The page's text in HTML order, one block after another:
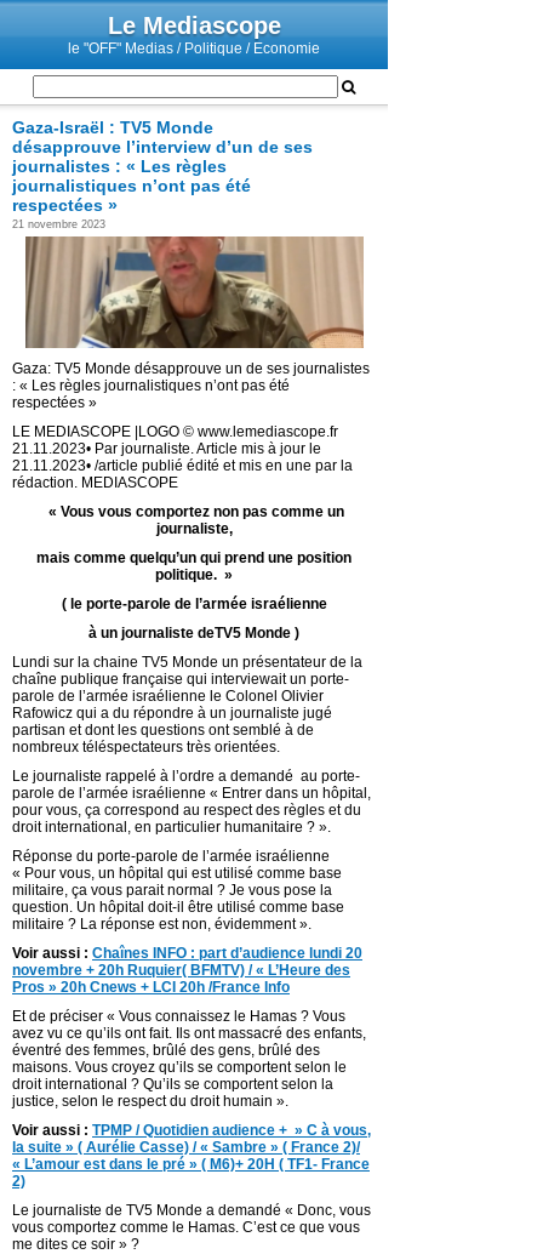
Le Mediascope
le "OFF" Medias / Politique / Economie
Gaza-Israël : TV5 Monde
désapprouve l’interview d’un de ses
journalistes : « Les règles
journalistiques n’ont pas été
respectées »
21 novembre 2023
Gaza: TV5 Monde désapprouve un de ses journalistes
: « Les règles journalistiques n’ont pas été
respectées »
LE MEDIASCOPE |LOGO © www.lemediascope.fr
21.11.2023• Par journaliste. Article mis à jour le
21.11.2023• /article publié édité et mis en une par la
rédaction. MEDIASCOPE
« Vous vous comportez non pas comme un
journaliste,
mais comme quelqu’un qui prend une position
politique. »
( le porte-parole de l’armée israélienne
à un journaliste deTV5 Monde )
Lundi sur la chaine TV5 Monde un présentateur de la
chaîne publique française qui interviewait un porte-
parole de l’armée israélienne le Colonel Olivier
Rafowicz qui a du répondre à un journaliste jugé
partisan et dont les questions ont semblé à de
nombreux téléspectateurs très orientées.
Le journaliste rappelé à l’ordre a demandé au porte-
parole de l’armée israélienne « Entrer dans un hôpital,
pour vous, ça correspond au respect des règles et du
droit international, en particulier humanitaire ? ».
Réponse du porte-parole de l’armée israélienne
« Pour vous, un hôpital qui est utilisé comme base
militaire, ça vous parait normal ? Je vous pose la
question. Un hôpital doit-il être utilisé comme base
militaire ? La réponse est non, évidemment ».
Voir aussi : Chaînes INFO : part d’audience lundi 20
novembre + 20h Ruquier( BFMTV) / « L’Heure des
Pros » 20h Cnews + LCI 20h /France Info
Et de préciser « Vous connaissez le Hamas ? Vous
avez vu ce qu’ils ont fait. Ils ont massacré des enfants,
éventré des femmes, brûlé des gens, brûlé des
maisons. Vous croyez qu’ils se comportent selon le
droit international ? Qu’ils se comportent selon la
justice, selon le respect du droit humain ».
Voir aussi : TPMP / Quotidien audience + » C à vous,
la suite » ( Aurélie Casse) / « Sambre » ( France 2)/
« L’amour est dans le pré » ( M6)+ 20H ( TF1- France
2)
Le journaliste de TV5 Monde a demandé « Donc, vous
vous comportez comme le Hamas. C’est ce que vous
me dites ce soir » ?